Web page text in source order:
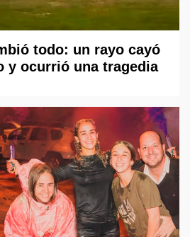
todo: un rayo cayó
y ocurrió una tragedia